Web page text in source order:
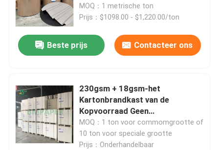
350mm 500mm
MOQ：1 metrische ton
Prijs：$1098.00 - $1,220.00/ton
Beste prijs Contacteer ons
230gsm + 18gsm-het
Kartonbrandkast van de
Kopvoorraad Geen
Geurspecialiteit voor
Noedelkommen
MOQ：1 ton voor commomgrootte of
10 ton voor speciale grootte
Prijs：Onderhandelbaar